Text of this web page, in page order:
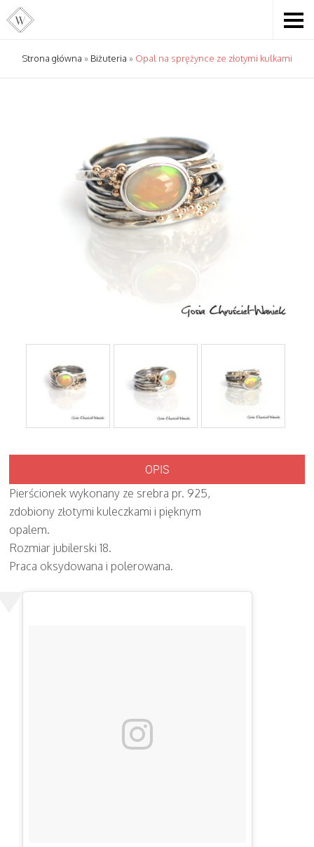
Strona główna » Biżuteria » Opal na sprężynce ze złotymi kulkami
OPIS
Pierścionek wykonany ze srebra pr. 925,
zdobiony złotymi kuleczkami i pięknym
opalem.
Rozmiar jubilerski 18.
Praca oksydowana i polerowana.